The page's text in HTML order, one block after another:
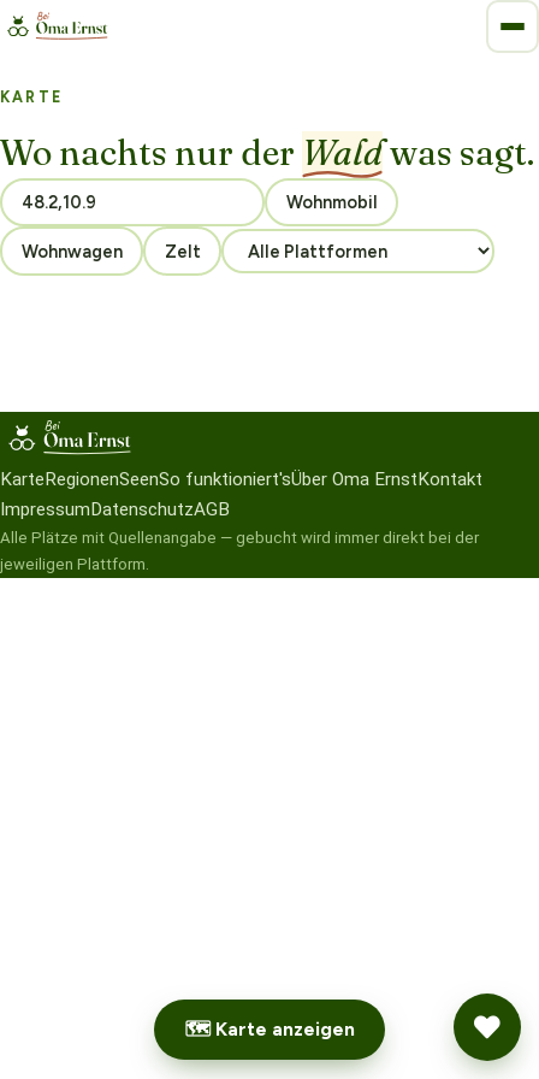
KARTE
Wo nachts nur der Waldwas sagt.
Wohnmobil
Wohnwagen Zelt
🗺 Karte anzeigen
Karte RegionenSeenSo funktioniert'sÜber Oma Ernst Kontakt
Impressum DatenschutzAGB
Alle Plätze mit Quellenangabe — gebucht wird immer direkt bei der
jeweiligen Plattform.